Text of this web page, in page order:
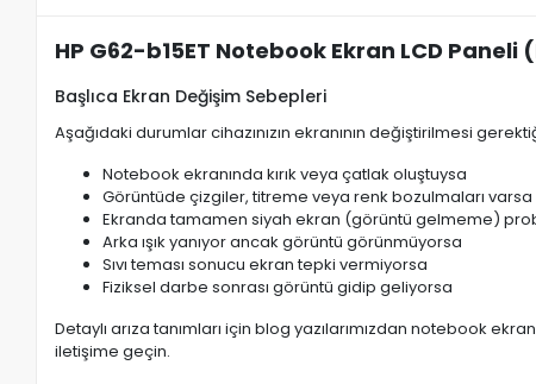
HP G62-b15ET Notebook Ekran LCD Paneli
Başlıca Ekran Değişim Sebepleri
Aşağıdaki durumlar cihazınızın ekranının değiştirilmesi
Notebook ekranında kırık veya çatlak oluştuysa
Görüntüde çizgiler, titreme veya renk bozulmaları varsa
Ekranda tamamen siyah ekran (görüntü gelmeme)
Arka ışık yanıyor ancak görüntü görünmüyorsa
Sıvı teması sonucu ekran tepki vermiyorsa
Fiziksel darbe sonrası görüntü gidip geliyorsa
Detaylı arıza tanımları için blog yazılarımızdan notebook
iletişime geçin.